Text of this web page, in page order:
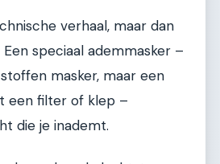
verhaal, maar dan
speciaal ademmasker –
masker, maar een
een filter of klep –
die je inademt.